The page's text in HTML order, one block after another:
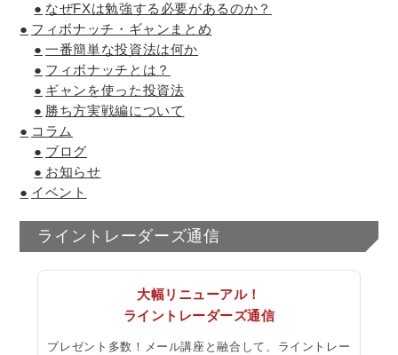
なぜFXは勉強する必要があるのか？
フィボナッチ・ギャンまとめ
一番簡単な投資法は何か
フィボナッチとは？
ギャンを使った投資法
勝ち方実戦編について
コラム
ブログ
お知らせ
イベント
ライントレーダーズ通信
大幅リニューアル！
ライントレーダーズ通信
プレゼント多数！メール講座と融合して、ライントレー